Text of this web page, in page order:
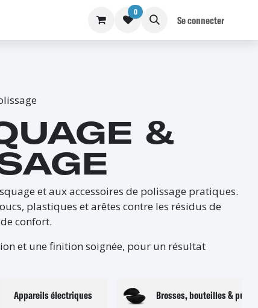
0
Se connecter
&
et aux accessoires de polissage pratiques.
plastiques et arêtes contre les résidus de
confort.
et une finition soignée, pour un résultat
Appareils électriques Brosses, bouteilles &